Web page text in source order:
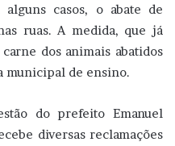
casos, o abate de
ruas. A medida, que já
dos animais abatidos
municipal de ensino.
do prefeito Emanuel
diversas reclamações